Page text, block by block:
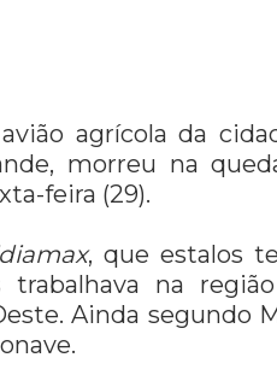
agrícola da
morreu na
feira (29).
, que estalos
na
Ainda segundo